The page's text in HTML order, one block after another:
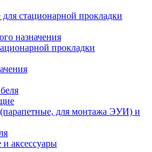
стационарной прокладки
назначения
прокладки
для монтажа ЭУИ) и
аксессуары